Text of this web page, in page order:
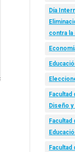
Día
contra la
Diseño
Facultad
Facultad